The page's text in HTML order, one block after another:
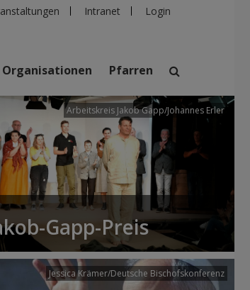
Intranet Login
suchen
Personen Pfarren Einrichtungen
Organisationen Pfarren
Arbeitskreis Jakob Gapp/Johannes Erler
Gapp-Preis
Jessica Krämer/Deutsche Bischofskonferenz